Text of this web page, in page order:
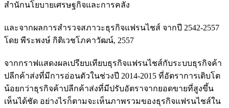
สำนักนโยบายเศรษฐกิจและการคลัง
และจากผลการสำรวจสภาวะธุรกิจแฟรนไชส์ จากปี 2542-2557
โดย พีระพงษ์ กิติเวชโภคาวัฒน์, 2557
จากกราฟแสดงผลเปรียบเทียบธุรกิจแฟรนไชส์กับระบบธุรกิจค้า
ปลีกค้าส่งที่มีการอ่อนตัวในช่วงปี 2014-2015 ที่อัตราการเติบโต
น้อยกว่าธุรกิจค้าปลีกค้าส่งที่มีปรับอัตราจากยอดขายที่สูงขึ้น
เห็นได้ชัด อย่างไรก็ตามจะเห็นภาพรวมของธุรกิจแฟรนไชส์ใน